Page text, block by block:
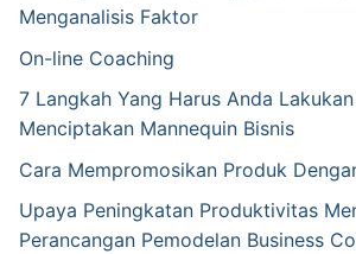
Menganalisis Faktor
On-line Coaching
7 Langkah Yang Harus Anda
Menciptakan Mannequin Bisnis
Cara Mempromosikan Produk
Upaya Peningkatan Produktivitas
Perancangan Pemodelan Business